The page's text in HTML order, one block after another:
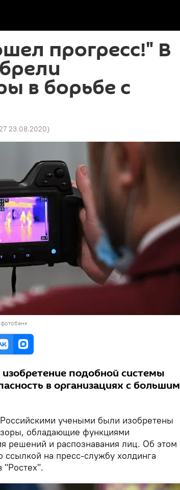
прогресс!" В
в борьбе с
23.08.2020)
подобной системы
в организациях с большим
Российскими учеными были изобретены
обладающие функциями
решений и распознавания лиц. Об этом
ссылкой на пресс-службу холдинга
"Ростех".